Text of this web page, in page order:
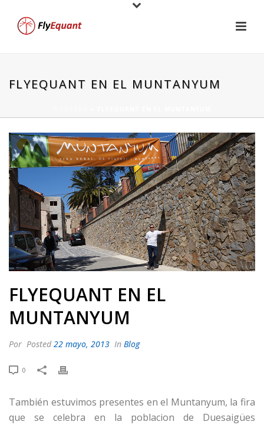
FLYEQUANT EN EL MUNTANYUM
FLYEQUANT EN EL
MUNTANYUM
Por Posted22 mayo, 2013 In Blog
0
También estuvimos presentes en el Muntanyum, la fira
que se celebra en la poblacion de Duesaigües